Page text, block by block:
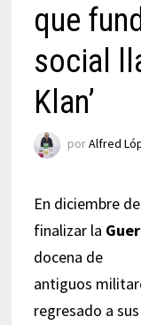
que
social
Klan’
porAlfred
En diciembre
finalizar la
docena de
antiguos
regresado a